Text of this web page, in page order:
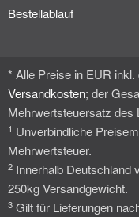
Bestellablauf
* Alle Preise in EUR
Versandkosten; der
Mehrwertsteuersatz des
1 Unverbindliche
Mehrwertsteuer.
2 Innerhalb Deutschland
250kg Versandgewicht.
3 Gilt für Lieferungen